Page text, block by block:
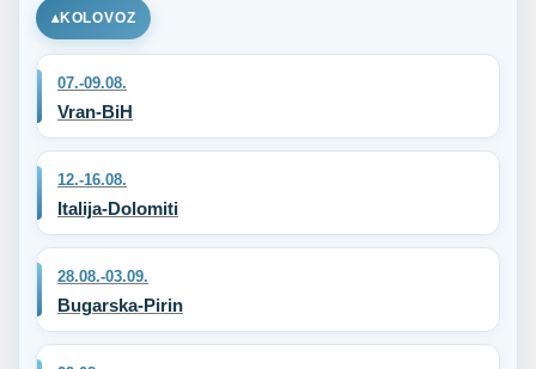
KOLOVOZ
07.-09.08.
Vran-BiH
12.-16.08.
Italija-Dolomiti
28.08.-03.09.
Bugarska-Pirin